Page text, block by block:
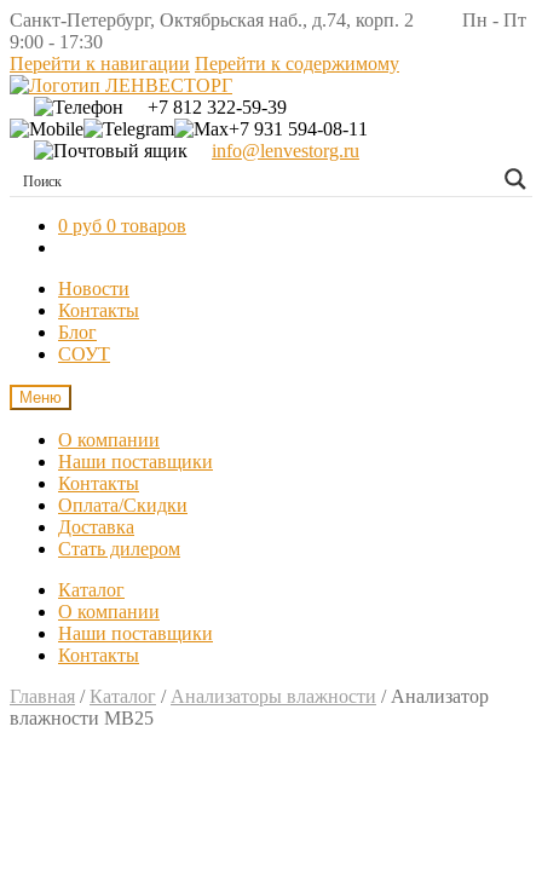
Санкт-Петербург, Октябрьская наб., д.74, корп. 2 Пн - Пт
9:00 - 17:30
Перейти к навигации Перейти к содержимому
+7 812 322-59-39
+7 931 594-08-11
info@lenvestorg.ru
0 руб 0 товаров
Новости
Контакты
Блог
СОУТ
Меню
О компании
Наши поставщики
Контакты
Оплата/Скидки
Доставка
Стать дилером
Каталог
О компании
Наши поставщики
Контакты
Главная / Каталог / Анализаторы влажности / Анализатор
влажности MB25